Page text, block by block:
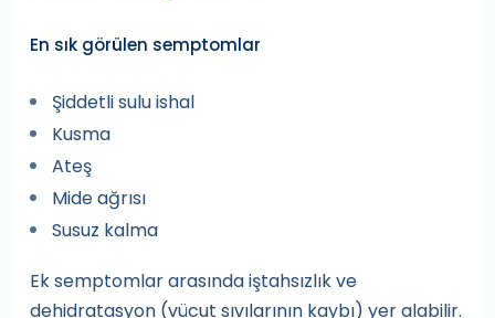
En sık görülen semptomlar
Şiddetli sulu ishal
Kusma
Ateş
Mide ağrısı
Susuz kalma
Ek semptomlar arasında iştahsızlık ve
dehidratasyon (vücut sıvılarının kaybı) yer alabilir.